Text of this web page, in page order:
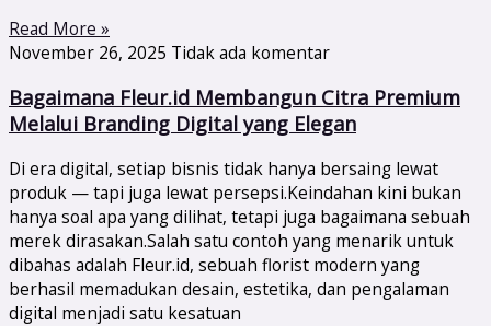
Read More »
November 26, 2025 Tidak ada komentar
Bagaimana Fleur.id Membangun Citra Premium
Melalui Branding Digital yang Elegan
Di era digital, setiap bisnis tidak hanya bersaing lewat
produk — tapi juga lewat persepsi.Keindahan kini bukan
hanya soal apa yang dilihat, tetapi juga bagaimana sebuah
merek dirasakan.Salah satu contoh yang menarik untuk
dibahas adalah Fleur.id, sebuah florist modern yang
berhasil memadukan desain, estetika, dan pengalaman
digital menjadi satu kesatuan